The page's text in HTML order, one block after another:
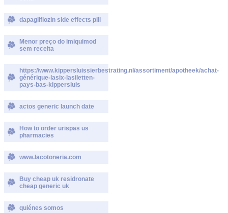
dapagliflozin side effects pill
Menor preço do imiquimod
sem receita
https://www.kippersluissierbestrating.nl/assortiment/apotheek/achat-
générique-lasix-lasiletten-
pays-bas-kippersluis
actos generic launch date
How to order urispas us
pharmacies
www.lacotoneria.com
Buy cheap uk residronate
cheap generic uk
quiénes somos